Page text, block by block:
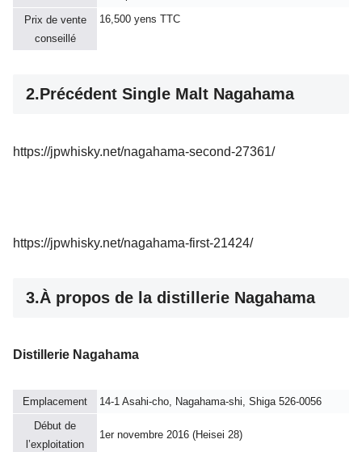
Prix de vente
conseillé
16,500 yens TTC
2.Précédent Single Malt Nagahama
https://jpwhisky.net/nagahama-second-27361/
https://jpwhisky.net/nagahama-first-21424/
3.À propos de la distillerie Nagahama
Distillerie Nagahama
Emplacement
14-1 Asahi-cho, Nagahama-shi, Shiga 526-0056
Début de
l’exploitation
1er novembre 2016 (Heisei 28)